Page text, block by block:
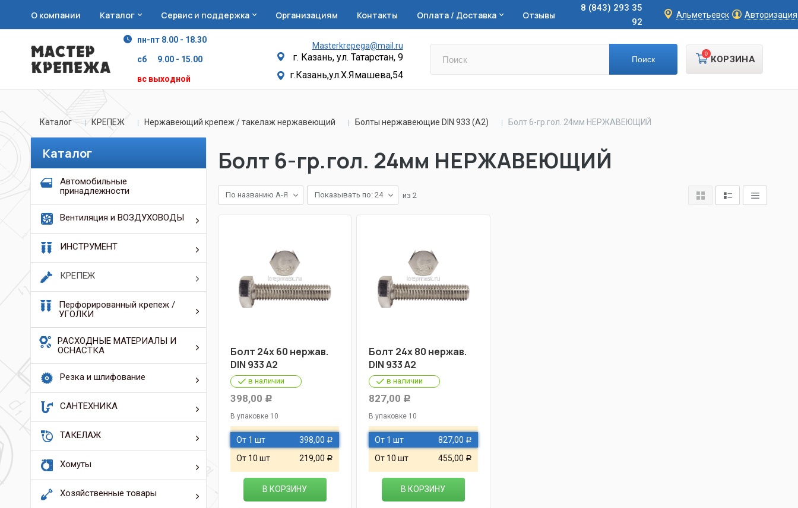
О компании Каталог Сервис и поддержка Организациям Контакты Оплата / Доставка Отзывы
8 (843) 293 35
92
Альметьевск Авторизация
пн-пт 8.00 - 18.30
сб 9.00 - 15.00
вс выходной
Masterkrepega@mail.ru
г. Казань, ул. Татарстан, 9
г.Казань,ул.Х.Ямашева,54
КОРЗИНА
0
Каталог КРЕПЕЖ Нержавеющий крепеж / такелаж нержавеющий Болты нержавеющие DIN 933 (А2) Болт 6-гр.гол. 24мм НЕРЖАВЕЮЩИЙ
Каталог
Автомобильные
принадлежности
Вентиляция и ВОЗДУХОВОДЫ
ИНСТРУМЕНТ
КРЕПЕЖ
Перфорированный крепеж /
УГОЛКИ
РАСХОДНЫЕ МАТЕРИАЛЫ И
ОСНАСТКА
Резка и шлифование
САНТЕХНИКА
ТАКЕЛАЖ
Хомуты
Хозяйственные товары
Болт 6-гр.гол. 24мм НЕРЖАВЕЮЩИЙ
По названию А-Я Показывать по: 24 из 2
Болт 24х 60 нержав.
DIN 933 A2
в наличии
398,00 Р
В упаковке 10
От 1 шт 398,00 Р
От 10 шт 219,00 Р
В КОРЗИНУ
Болт 24х 80 нержав.
DIN 933 A2
в наличии
827,00 Р
В упаковке 10
От 1 шт 827,00 Р
От 10 шт 455,00 Р
В КОРЗИНУ